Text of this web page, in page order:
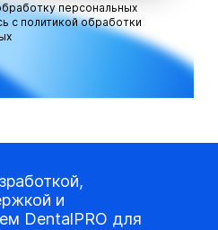
персональных
с политикой обработки
и
DentalPRO для